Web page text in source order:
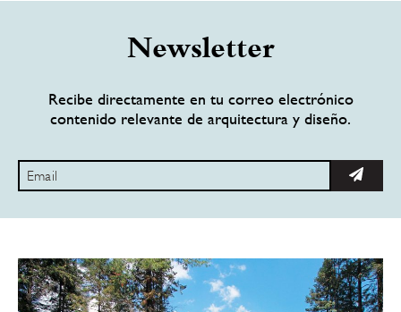
Newsletter
Recibe directamente en tu correo electrónico
contenido relevante de arquitectura y diseño.